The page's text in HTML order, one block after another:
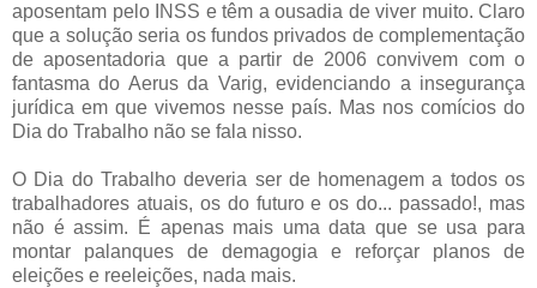
aposentam pelo INSS e têm a ousadia de viver muito. Claro
que a solução seria os fundos privados de complementação
de aposentadoria que a partir de 2006 convivem com o
fantasma do Aerus da Varig, evidenciando a insegurança
jurídica em que vivemos nesse país. Mas nos comícios do
Dia do Trabalho não se fala nisso.
O Dia do Trabalho deveria ser de homenagem a todos os
trabalhadores atuais, os do futuro e os do... passado!, mas
não é assim. É apenas mais uma data que se usa para
montar palanques de demagogia e reforçar planos de
eleições e reeleições, nada mais.